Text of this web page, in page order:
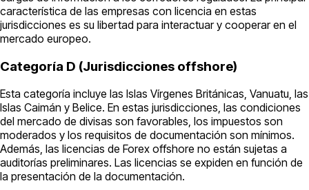
característica de las empresas con licencia en estas
jurisdicciones es su libertad para interactuar y cooperar en el
mercado europeo.
Categoría D (Jurisdicciones offshore)
Esta categoría incluye las Islas Vírgenes Británicas, Vanuatu, las
Islas Caimán y Belice. En estas jurisdicciones, las condiciones
del mercado de divisas son favorables, los impuestos son
moderados y los requisitos de documentación son mínimos.
Además, las licencias de Forex offshore no están sujetas a
auditorías preliminares. Las licencias se expiden en función de
la presentación de la documentación.